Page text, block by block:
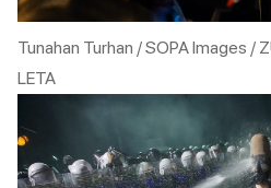
Tunahan Turhan / SOPA Images /
LETA